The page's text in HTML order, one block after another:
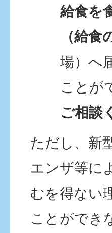
給食を
（給
場）へ
ことが
ご相談
ただし、新
エンザ等に
むを得ない
ことができ